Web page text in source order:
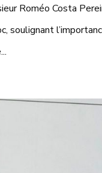
Roméo Costa
soulignant